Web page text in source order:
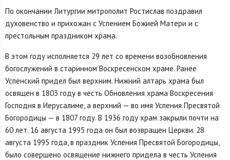
По окончании Литургии митрополит Ростислав поздравил
духовенство и прихожан с Успением Божией Матери и с
престольным праздником храма.
В этом году исполняется 29 лет со времени возобновления
богослужений в старинном Воскресенском храме. Ранее
Успенский придел был верхним. Нижний алтарь храма был
освящен в 1803 году в честь Обновления храма Воскресения
Господня в Иерусалиме, а верхний — во имя Успения Пресвятой
Богородицы — в 1807 году. В 1936 году храм закрыли почти на
60 лет. 16 августа 1995 года он был возвращен Церкви. 28
августа 1995 года, в праздник Успения Пресвятой Богородицы,
было совершено освящение нижнего придела в честь Успения